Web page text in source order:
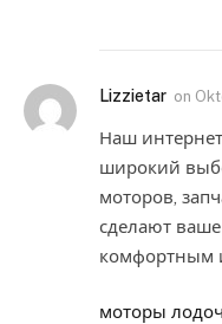
Lizzietar on
Наш
широкий
моторов,
сделают
комфортным
моторы